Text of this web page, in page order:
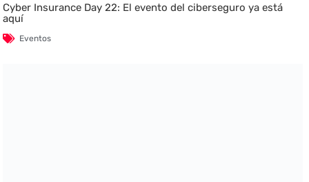
Cyber Insurance Day 22: El evento del ciberseguro ya está
aquí
Eventos